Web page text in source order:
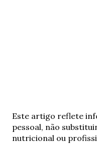
E
n
v
Este artigo reflete
pessoal, não
nutricional ou